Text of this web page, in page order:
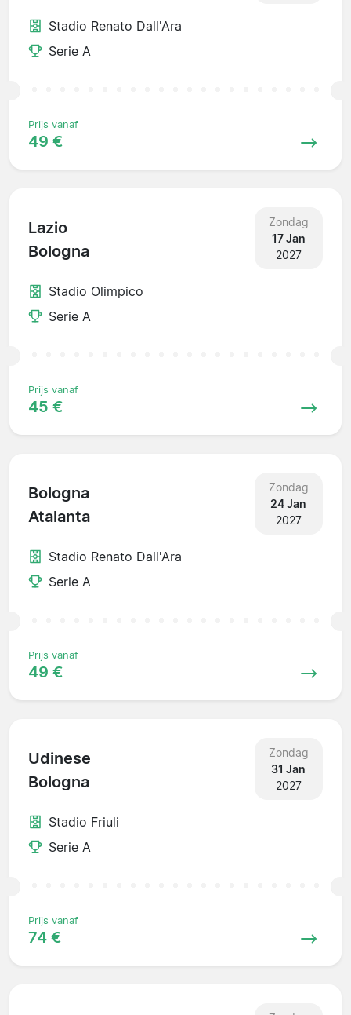
Stadio Renato Dall'Ara
Serie A
Prijs vanaf
49 €
Lazio
Bologna
Zondag
17 Jan
2027
Stadio Olimpico
Serie A
Prijs vanaf
45 €
Bologna
Atalanta
Zondag
24 Jan
2027
Stadio Renato Dall'Ara
Serie A
Prijs vanaf
49 €
Udinese
Bologna
Zondag
31 Jan
2027
Stadio Friuli
Serie A
Prijs vanaf
74 €